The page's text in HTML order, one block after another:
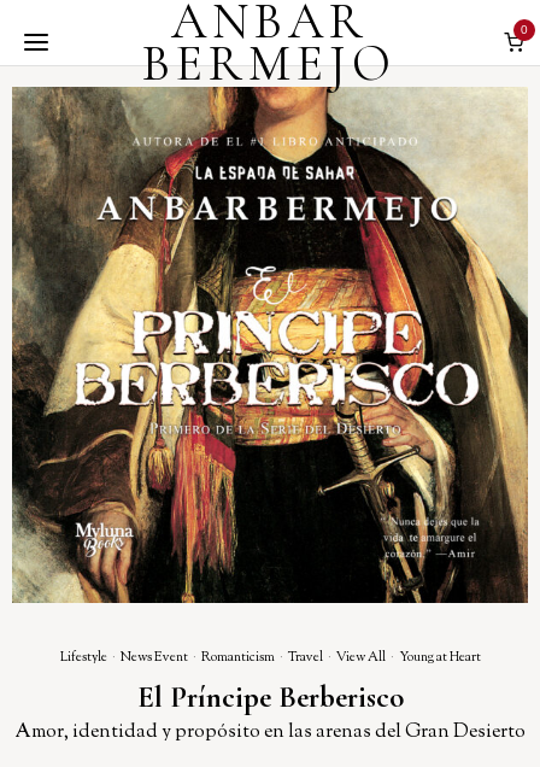
ANBAR
BERMEJO
0
Lifestyle · News Event · Romanticism · Travel · View All · Young at Heart
El Príncipe Berberisco
Amor, identidad y propósito en las arenas del Gran Desierto